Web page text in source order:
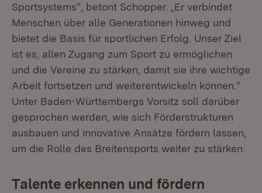
Sportsystems“, betont Schopper. „Er verbindet
Menschen über alle Generationen hinweg und
bietet die Basis für sportlichen Erfolg. Unser Ziel
ist es, allen Zugang zum Sport zu ermöglichen
und die Vereine zu stärken, damit sie ihre wichtige
Arbeit fortsetzen und weiterentwickeln können.“
Unter Baden-Württembergs Vorsitz soll darüber
gesprochen werden, wie sich Förderstrukturen
ausbauen und innovative Ansätze fördern lassen,
um die Rolle des Breitensports weiter zu stärken.
Talente erkennen und fördern